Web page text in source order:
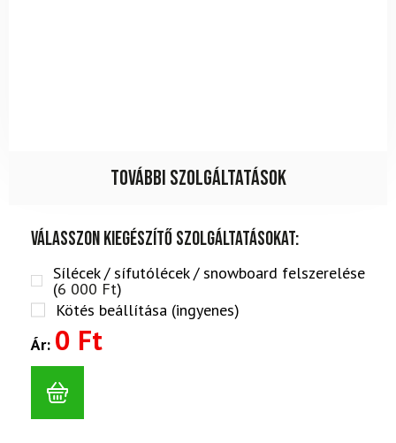
További szolgáltatások
Válasszon kiegészítő szolgáltatásokat:
Sílécek / sífutólécek / snowboard felszerelése
(6 000 Ft)
Kötés beállítása (ingyenes)
Ár: 0 Ft